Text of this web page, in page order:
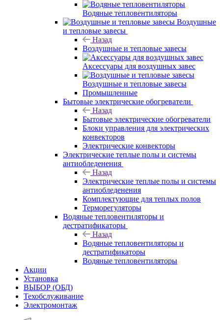
Водяные тепловентиляторы
Воздушные
и тепловые завесы
Назад
Воздушные и тепловые завесы
Аксессуары для воздушных завес
Воздушные и тепловые завесы
Промышленные
Бытовые электрические обогреватели
Назад
Бытовые электрические обогреватели
Блоки управления для электрических
конвекторов
Электрические конвекторы
Электрические теплые полы и системы
антиобледенения
Назад
Электрические теплые полы и системы
антиобледенения
Комплектующие для теплых полов
Терморегуляторы
Водяные тепловентиляторы и
дестратификаторы
Назад
Водяные тепловентиляторы и
дестратификаторы
Водяные тепловентиляторы
Акции
Установка
ВЫБОР (ОБД)
Техобслуживание
Электромонтаж